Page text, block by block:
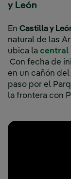
y León
En Castilla y
natural de las
ubica la central
Con fecha de
en un cañón
paso por el
la frontera con